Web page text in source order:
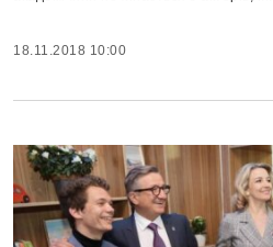
18.11.2018 10:00